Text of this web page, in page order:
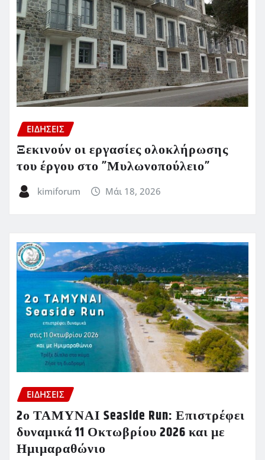
ΕΙΔΗΣΕΙΣ
Ξεκινούν οι εργασίες ολοκλήρωσης
του έργου στο ”Μυλωνοπούλειο”
kimiforum Μάι 18, 2026
ΕΙΔΗΣΕΙΣ
2ο ΤΑΜΥΝΑΙ Seaside Run: Επιστρέφει
δυναμικά 11 Οκτωβρίου 2026 και με
Ημιμαραθώνιο